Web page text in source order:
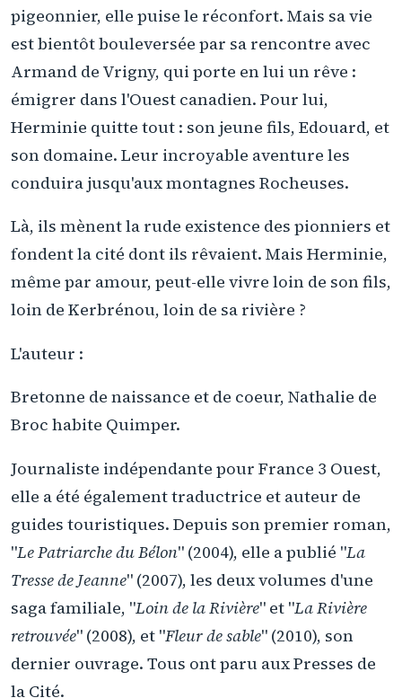
pigeonnier, elle puise le réconfort. Mais sa vie
est bientôt bouleversée par sa rencontre avec
Armand de Vrigny, qui porte en lui un rêve :
émigrer dans l'Ouest canadien. Pour lui,
Herminie quitte tout : son jeune fils, Edouard, et
son domaine. Leur incroyable aventure les
conduira jusqu'aux montagnes Rocheuses.
Là, ils mènent la rude existence des pionniers et
fondent la cité dont ils rêvaient. Mais Herminie,
même par amour, peut-elle vivre loin de son fils,
loin de Kerbrénou, loin de sa rivière ?
L'auteur :
Bretonne de naissance et de coeur, Nathalie de
Broc habite Quimper.
Journaliste indépendante pour France 3 Ouest,
elle a été également traductrice et auteur de
guides touristiques. Depuis son premier roman,
"Le Patriarche du Bélon" (2004), elle a publié "La
Tresse de Jeanne" (2007), les deux volumes d'une
saga familiale, "Loin de la Rivière" et "La Rivière
retrouvée" (2008), et "Fleur de sable" (2010), son
dernier ouvrage. Tous ont paru aux Presses de
la Cité.